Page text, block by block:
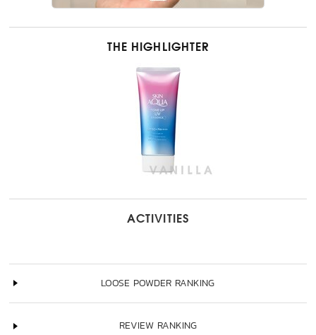
THE HIGHLIGHTER
ACTIVITIES
LOOSE POWDER RANKING
REVIEW RANKING